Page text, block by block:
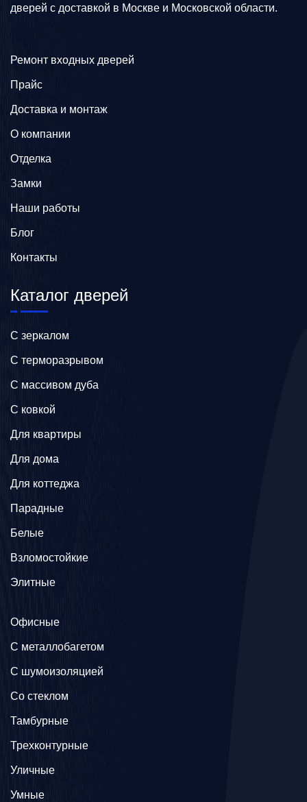
дверей с доставкой в Москве и Московской области.
Ремонт входных дверей
Прайс
Доставка и монтаж
О компании
Отделка
Замки
Наши работы
Блог
Контакты
Каталог дверей
C зеркалом
C терморазрывом
C массивом дуба
C ковкой
Для квартиры
Для дома
Для коттеджа
Парадные
Белые
Взломостойкие
Элитные
Офисные
C металлобагетом
С шумоизоляцией
Со стеклом
Тамбурные
Трехконтурные
Уличные
Умные